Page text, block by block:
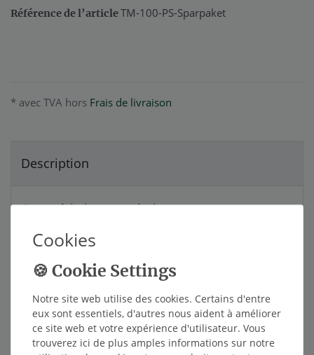
Référence de l’articleTM-100-PS-Sparpaket
* avec TVA hors Frais de livraison
Description
Caractéristiques techniques
Responsable de l'UE
Fabricant
Cookies
Notre site web utilise des cookies. Certains d'entre
eux sont essentiels, d'autres nous aident à améliorer
ce site web et votre expérience d'utilisateur. Vous
trouverez ici de plus amples informations sur notre